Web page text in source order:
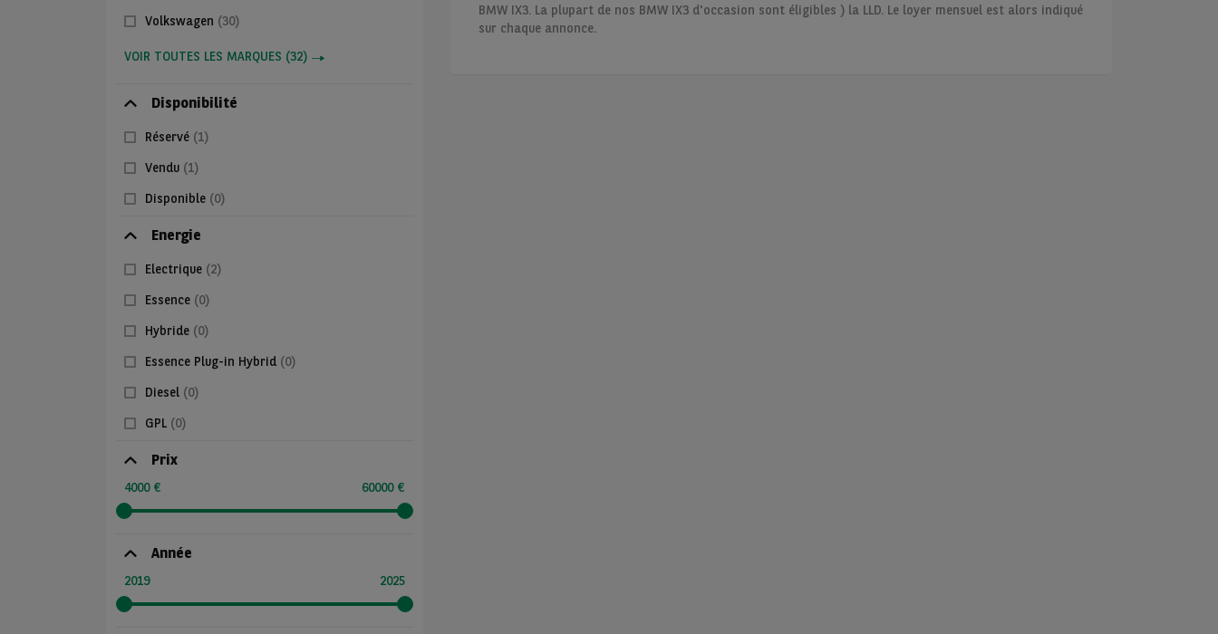
Volkswagen (30)
VOIR TOUTES LES MARQUES (32)
Disponibilité
Réservé (1)
Vendu (1)
Disponible (0)
Energie
Electrique (2)
Essence (0)
Hybride (0)
Essence Plug-in Hybrid (0)
Diesel (0)
GPL (0)
Prix
4000 € 60000 €
Année
2019 2025
BMW IX3. La plupart de nos BMW IX3 d'occasion sont éligibles ) la LLD. Le loyer mensuel est alors indiqué
sur chaque annonce.